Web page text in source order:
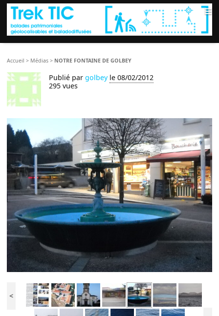
≡
Accueil > Médias > NOTRE FONTAINE DE GOLBEY
Publié pargolbey le 08/02/2012
295 vues
<